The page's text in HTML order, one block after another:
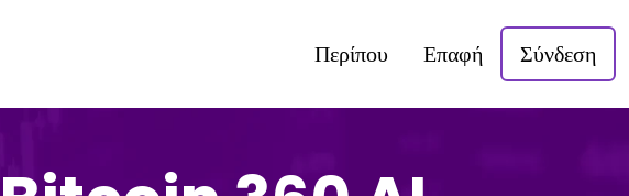
Περίπου Επαφή Σύνδεση